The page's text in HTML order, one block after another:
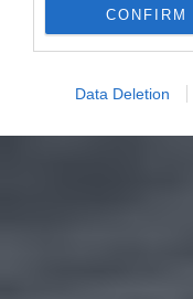
CONFIRM
Data Deletion